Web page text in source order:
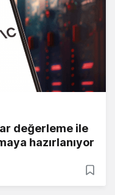
değerleme ile
hazırlanıyor